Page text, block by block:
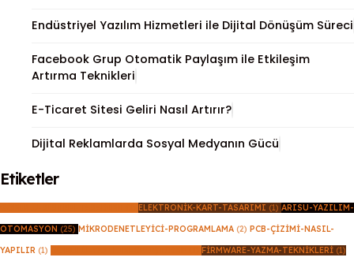
Endüstriyel Yazılım Hizmetleri ile Dijital Dönüşüm Süreci
Facebook Grup Otomatik Paylaşım ile Etkileşim
Artırma Teknikleri
E-Ticaret Sitesi Geliri Nasıl Artırır?
Dijital Reklamlarda Sosyal Medyanın Gücü
Etiketler
ELEKTRONIK-KART-TASARIMI (1) ARISU-YAZILIM-
OTOMASYON (25) MIKRODENETLEYICI-PROGRAMLAMA (2) PCB-ÇIZIMI-NASIL-
YAPILIR (1) FIRMWARE-YAZMA-TEKNIKLERI (1)